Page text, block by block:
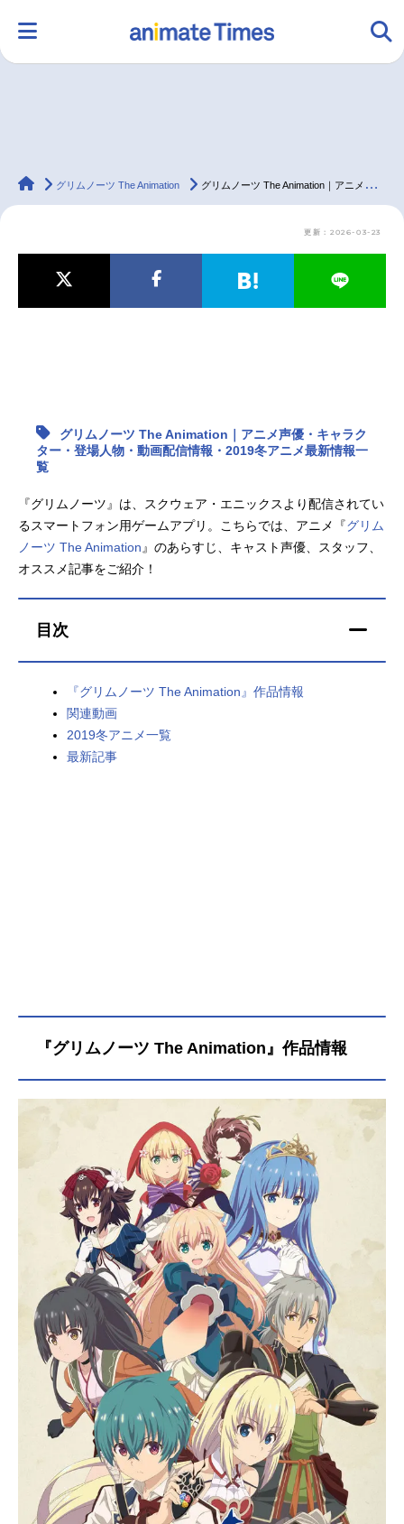
ラジオ みんなの声 グッズ 映画
マンガ・ラノベ ゲーム・アプリ 音楽 コスプレ
アニメ映画一覧 実写化映画一覧
今期アニメ曜日別一覧
春アニメ 夏アニメ
秋アニメ 冬アニメ
animateTimes
グリムノーツ The Animation グリムノーツ The Animation｜アニメ声優・キャラクター・登場人物・動画配信情報・2019冬アニメ最新情報一覧
更新：2026-03-23
グリムノーツ The Animation｜アニメ声優・キャラク
ター・登場人物・動画配信情報・2019冬アニメ最新情報一
覧
『グリムノーツ』は、スクウェア・エニックスより配信されてい
るスマートフォン用ゲームアプリ。こちらでは、アニメ『グリム
ノーツ The Animation 』のあらすじ、キャスト声優、スタッフ、
オススメ記事をご紹介！
目次
『グリムノーツ The Animation』作品情報
関連動画
2019冬アニメ一覧
最新記事
『グリムノーツ The Animation』作品情報